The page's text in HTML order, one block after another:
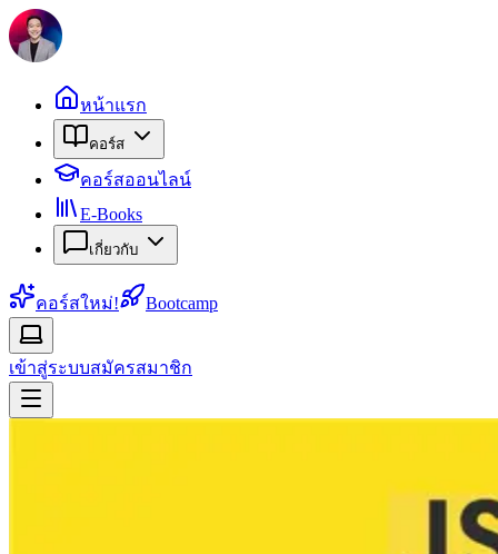
หน้าแรก
คอร์ส
คอร์สออนไลน์
E-Books
เกี่ยวกับ
คอร์สใหม่! Bootcamp
เข้าสู่ระบบสมัครสมาชิก